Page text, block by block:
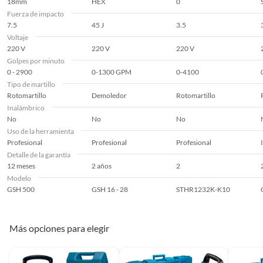
Demoledor Bosch cuenta con un sistema de impacto
Sistema SDX-Max
accesorios.
Fuerza de impacto
7.5
45 J 3.5
Voltaje
220 V
220 V 220 V
Golpes por minuto
0 - 2900
0-1300 GPM 0-4100
Tipo de martillo
Rotomartillo
Demoledor Rotomartillo
Inalámbrico
No
No No
Uso de la herramienta
Profesional
Profesional Profesional
Detalle de la garantía
12 meses
2 años 2
Modelo
GSH 500
GSH 16 - 28 STHR1232K-K10
Más opciones para elegir